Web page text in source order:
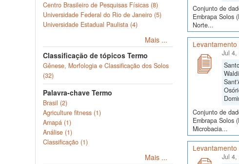
Centro Brasileiro de Pesquisas Físicas (8)
Universidade Federal do Rio de Janeiro (5)
Universidade Estadual Paulista (4)
Mais ...
Classificação de tópicos Termo
Gênese, Morfologia e Classificação dos Solos
(32)
Palavra-chave Termo
Brasil (2)
Agriculture fitness (1)
Amapá (1)
Análise (1)
Classificação (1)
Mais ...
Conjunto de
Embrapa Solos
Norte...
Jul 4,
Conjunto de
Embrapa Solos
Microbacia...
Jul 4,